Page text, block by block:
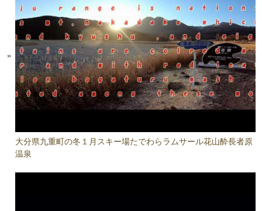
大分県九重町の冬１月スキー場たでわらラムサール花山酔長者原
温泉